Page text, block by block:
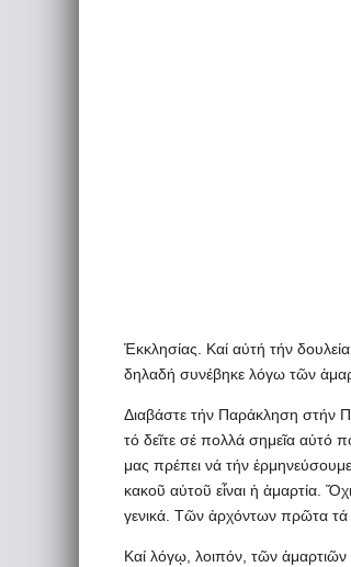
Ἐκκλησίας. Καί αὐτή τήν
δηλαδή συνέβηκε λόγω τῶν
Διαβάστε τήν Παράκληση στήν
τό δεῖτε σέ πολλά σημεῖα
μας πρέπει νά τήν
κακοῦ αὐτοῦ εἶναι ἡ ἁμαρτία.
γενικά. Τῶν ἀρχόντων πρῶτα τά
Καί λόγῳ, λοιπόν, τῶν